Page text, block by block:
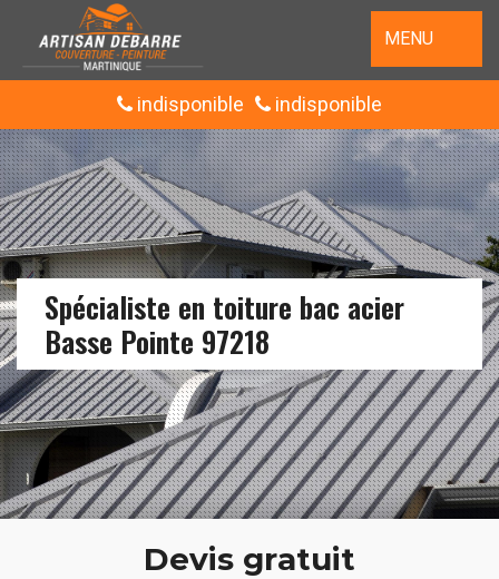
MENU
indisponible indisponible
Spécialiste en toiture bac acier
Basse Pointe 97218
Devis gratuit